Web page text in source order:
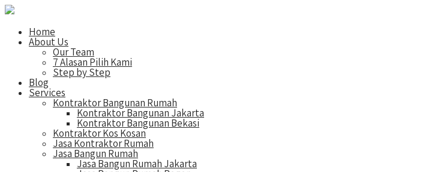
Home
About Us
Our Team
7 Alasan Pilih Kami
Step by Step
Blog
Services
Kontraktor Bangunan Rumah
Kontraktor Bangunan Jakarta
Kontraktor Bangunan Bekasi
Kontraktor Kos Kosan
Jasa Kontraktor Rumah
Jasa Bangun Rumah
Jasa Bangun Rumah Jakarta